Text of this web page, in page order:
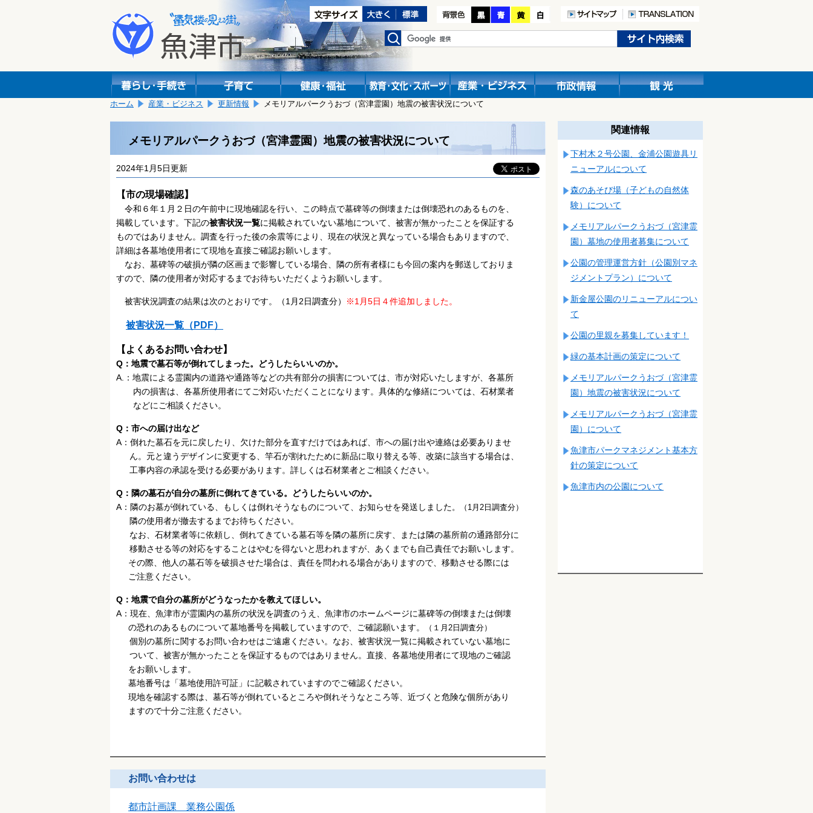
し
ホーム 産業・ビジネス 更新情報 メモリアルパークうおづ（宮津霊園）地震の被害状況について
メモリアルパークうおづ（宮津霊園）地震の被害状況について
2024年1月5日更新
【市の現場確認】
令和６年１月２日の午前中に現地確認を行い、この時点で墓碑等の倒壊または倒壊恐れのあるものを、
掲載しています。下記の被害状況一覧に掲載されていない墓地について、被害が無かったことを保証する
ものではありません。調査を行った後の余震等により、現在の状況と異なっている場合もありますので、
詳細は各墓地使用者にて現地を直接ご確認お願いします。
なお、 墓碑等の破損が隣の区画まで影響している場合、隣の所有者様にも今回の案内を郵送しておりま
すので、
隣の使用者が対応するまでお待ちいただくようお願いします。
被害状況調査の結果は次のとおりです。（1月2日調査分） ※1月5日４件追加しました。
被害状況一覧（PDF）
【よくあるお問い合わせ】
Q：地震で墓石等が倒れてしまった。どうしたらいいのか。
A.：地震による霊園内の道路や通路等などの共有部分の損害については、市が対応いたしますが、各墓所
内の損害は、各墓所使用者にてご対応いただくことになります。具体的な修繕については、石材業者
などにご相談ください。
Q：市への届け出など
A：倒れた墓石を元に戻したり、欠けた部分を直すだけではあれば、市への届け出や連絡は必要ありませ
ん。元と違うデザインに変更する、竿石が割れたために新品に取り替える等、改築に該当する場合は、
工事内容の承認を受ける必要があります。詳しくは石材業者とご相談ください。
Q：隣の墓石が自分の墓所に倒れてきている。どうしたらいいのか。
A：隣のお墓が倒れている、もしくは倒れそうなものについて、お知らせを発送しました 。（1月2日調査分）
隣の使用者が撤去するまでお待ちください。
なお、石材業者等に依頼し、倒れてきている墓石等を隣の墓所に戻す、または隣の墓所前の通路部分に
移動させる等の対応をすることはやむを得ないと思われますが、あくまでも自己責任でお願いします。
その際、他人の墓石等を破損させた場合は、責任を問われる場合がありますので、移動させる際には
ご注意ください。
Q：地震で自分の墓所がどうなったかを教えてほしい。
A：現在、魚津市が霊園内の墓所の状況を調査のうえ、魚津市のホームページに墓碑等の倒壊または倒壊
の恐れのあるものについて墓地番号を掲載していますので、ご確認願います。
（１月2日調査分）
個別の墓所に関するお問い合わせはご遠慮ください。なお、被害状況一覧に掲載されていない墓地に
ついて、被害が無かったことを保証するものではありません。直接、各墓地使用者にて現地のご確認
をお願いします。
墓地番号は「墓地使用許可証」に記載されていますのでご確認ください。
現地を確認する際は、墓石等が倒れているところや倒れそうなところ等、近づくと危険な個所があり
ますので十分ご注意ください。
お問い合わせは
都市計画課 業務公園係
関連情報
下村木２号公園、金浦公園遊具リ
ニューアルについて
森のあそび場（子どもの自然体
験）について
メモリアルパークうおづ（宮津霊
園）墓地の使用者募集について
公園の管理運営方針（公園別マネ
ジメントプラン）について
新金屋公園のリニューアルについ
て
公園の里親を募集しています！
緑の基本計画の策定について
メモリアルパークうおづ（宮津霊
園）地震の被害状況について
メモリアルパークうおづ（宮津霊
園）について
魚津市パークマネジメント基本方
針の策定について
魚津市内の公園について